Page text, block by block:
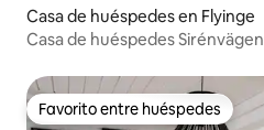
Casa de huéspedes en Flyinge
Casa de huéspedes Sirénvägen
Favorito entre huéspedes
Favorito entre huéspedes